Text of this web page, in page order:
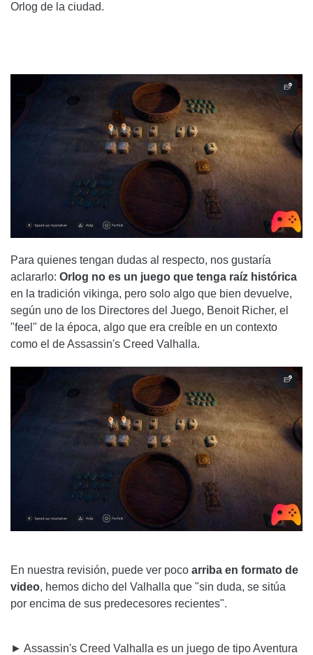
Orlog de la ciudad.
Para quienes tengan dudas al respecto, nos gustaría
aclararlo: Orlog no es un juego que tenga raíz histórica
en la tradición vikinga, pero solo algo que bien devuelve,
según uno de los Directores del Juego, Benoit Richer, el
"feel" de la época, algo que era creíble en un contexto
como el de Assassin's Creed Valhalla.
En nuestra revisión, puede ver poco arriba en formato de
video, hemos dicho del Valhalla que "sin duda, se sitúa
por encima de sus predecesores recientes".
► Assassin's Creed Valhalla es un juego de tipo Aventura